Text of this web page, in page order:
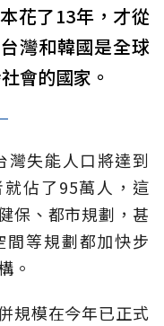
花了13年，才從
灣和韓國是全球
會的國家。
灣失能人口將達到
佔了95萬人，這
保、都市規劃，甚
等規劃都加快步
。
規模在今年已正式